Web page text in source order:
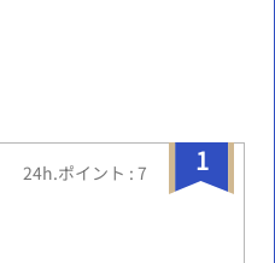
1
24h.ポイント : 7